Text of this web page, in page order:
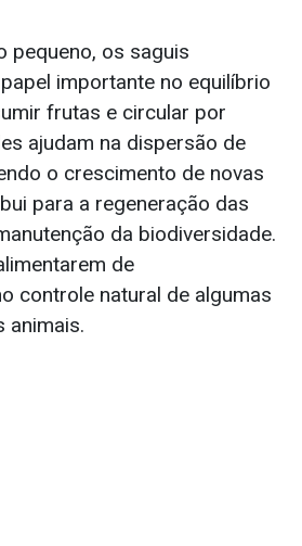
pequeno, os saguis
importante no equilíbrio
frutas e circular por
ajudam na dispersão de
o crescimento de novas
para a regeneração das
da biodiversidade.
de
controle natural de algumas
animais.